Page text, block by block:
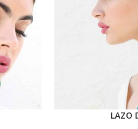
LAZO